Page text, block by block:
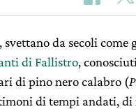
svettano da secoli
di Fallistro,
di pino nero calabro (
di tempi andati, di